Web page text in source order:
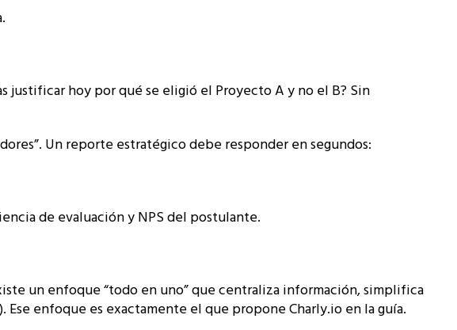
justificar hoy por qué se eligió el Proyecto A y no el B? Sin
Un reporte estratégico debe responder en segundos:
de evaluación y NPS del postulante.
un enfoque “todo en uno” que centraliza información, simplifica
enfoque es exactamente el que propone Charly.io en la guía.